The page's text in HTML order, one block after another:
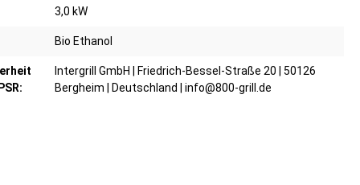
3,0 kW
Bio Ethanol
Intergrill GmbH | Friedrich-Bessel-Straße 20 | 50126
Bergheim | Deutschland | info@800-grill.de